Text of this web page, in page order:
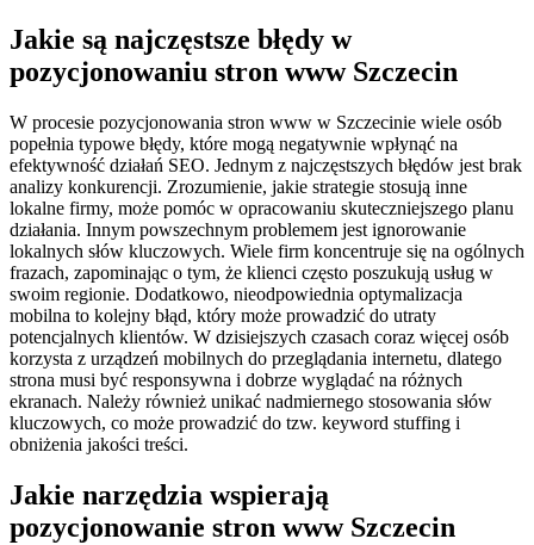
Jakie są najczęstsze błędy w
pozycjonowaniu stron www Szczecin
W procesie pozycjonowania stron www w Szczecinie wiele osób
popełnia typowe błędy, które mogą negatywnie wpłynąć na
efektywność działań SEO. Jednym z najczęstszych błędów jest brak
analizy konkurencji. Zrozumienie, jakie strategie stosują inne
lokalne firmy, może pomóc w opracowaniu skuteczniejszego planu
działania. Innym powszechnym problemem jest ignorowanie
lokalnych słów kluczowych. Wiele firm koncentruje się na ogólnych
frazach, zapominając o tym, że klienci często poszukują usług w
swoim regionie. Dodatkowo, nieodpowiednia optymalizacja
mobilna to kolejny błąd, który może prowadzić do utraty
potencjalnych klientów. W dzisiejszych czasach coraz więcej osób
korzysta z urządzeń mobilnych do przeglądania internetu, dlatego
strona musi być responsywna i dobrze wyglądać na różnych
ekranach. Należy również unikać nadmiernego stosowania słów
kluczowych, co może prowadzić do tzw. keyword stuffing i
obniżenia jakości treści.
Jakie narzędzia wspierają
pozycjonowanie stron www Szczecin